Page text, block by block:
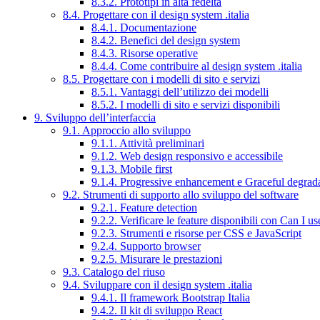
8.4. Progettare con il design system .italia
8.4.1. Documentazione
8.4.2. Benefici del design system
8.4.3. Risorse operative
8.4.4. Come contribuire al design system .italia
8.5. Progettare con i modelli di sito e servizi
8.5.1. Vantaggi dell’utilizzo dei modelli
8.5.2. I modelli di sito e servizi disponibili
9. Sviluppo dell’interfaccia
9.1. Approccio allo sviluppo
9.1.1. Attività preliminari
9.1.2. Web design responsivo e accessibile
9.1.3. Mobile first
9.1.4. Progressive enhancement e Graceful
9.2. Strumenti di supporto allo sviluppo del software
9.2.1. Feature detection
9.2.2. Verificare le feature disponibili con Can I
9.2.3. Strumenti e risorse per CSS e JavaScript
9.2.4. Supporto browser
9.2.5. Misurare le prestazioni
9.3. Catalogo del riuso
9.4. Sviluppare con il design system .italia
9.4.1. Il framework Bootstrap Italia
9.4.2. Il kit di sviluppo React